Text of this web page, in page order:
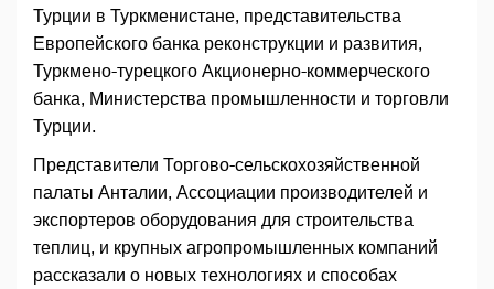
Турции в Туркменистане, представительства
Европейского банка реконструкции и развития,
Туркмено-турецкого Акционерно-коммерческого
банка, Министерства промышленности и торговли
Турции.
Представители Торгово-сельскохозяйственной
палаты Анталии, Ассоциации производителей и
экспортеров оборудования для строительства
теплиц, и крупных агропромышленных компаний
рассказали о новых технологиях и способах